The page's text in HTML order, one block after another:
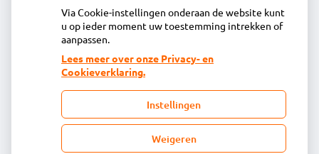
Centrale administratie
Heeft u vragen of opmerkingen over uw
toegestuurde rekening van de apotheek?
declaratie@acdaphagroep.nl
Via Cookie-instellingen onderaan de website kunt
u op ieder moment uw toestemming intrekken of
aanpassen.
Lees meer over onze Privacy- en
Cookieverklaring.
Instellingen
Weigeren